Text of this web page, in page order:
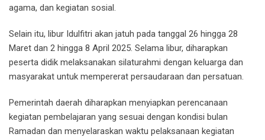
agama, dan kegiatan sosial.
Selain itu, libur Idulfitri akan jatuh pada tanggal 26 hingga 28
Maret dan 2 hingga 8 April 2025. Selama libur, diharapkan
peserta didik melaksanakan silaturahmi dengan keluarga dan
masyarakat untuk mempererat persaudaraan dan persatuan.
Pemerintah daerah diharapkan menyiapkan perencanaan
kegiatan pembelajaran yang sesuai dengan kondisi bulan
Ramadan dan menyelaraskan waktu pelaksanaan kegiatan